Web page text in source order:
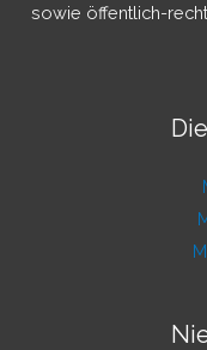
sowie öffentlich-